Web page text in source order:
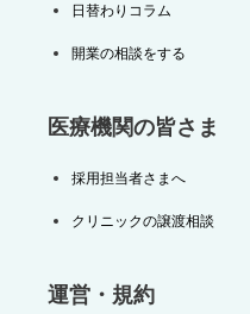
日替わりコラム
開業の相談をする
医療機関の皆さま
採用担当者さまへ
クリニックの譲渡相談
運営・規約